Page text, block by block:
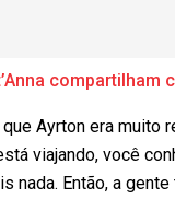
compartilham
Ayrton era muito
viajando, você
nada. Então, a